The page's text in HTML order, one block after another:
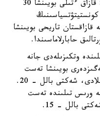
- تەستىلەۋ ءۇش بولىمنەن تۇرادى: قازاق ءتىلى بويىنشا 30
تاپسىرما جانە قازاقستان تاريحى بويىنشا
وتكىزىلەدى جانە
نەگىزدەرى بويىنشا تەست
قازاق نەمەسە ورىس تىلىندە تاپسىرىلادى، شەكتى بالل - 20.
ورىس تىلىندە تەست
بالل - 15.